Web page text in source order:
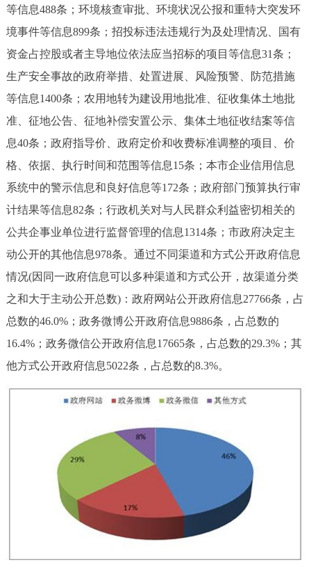
等信息488条；环境核查审批、环境状况公报和重特大突发环
境事件等信息899条；招投标违法违规行为及处理情况、国有
资金占控股或者主导地位依法应当招标的项目等信息31条；
生产安全事故的政府举措、处置进展、风险预警、防范措施
等信息1400条；农用地转为建设用地批准、征收集体土地批
准、征地公告、征地补偿安置公示、集体土地征收结案等信
息40条；政府指导价、政府定价和收费标准调整的项目、价
格、依据、执行时间和范围等信息15条；本市企业信用信息
系统中的警示信息和良好信息等172条；政府部门预算执行审
计结果等信息82条；行政机关对与人民群众利益密切相关的
公共企事业单位进行监督管理的信息1314条；市政府决定主
动公开的其他信息978条。通过不同渠道和方式公开政府信息
情况(因同一政府信息可以多种渠道和方式公开，故渠道分类
之和大于主动公开总数)：政府网站公开政府信息27766条，占
总数的46.0%；政务微博公开政府信息9886条，占总数的
16.4%；政务微信公开政府信息17665条，占总数的29.3%；其
他方式公开政府信息5022条，占总数的8.3%。